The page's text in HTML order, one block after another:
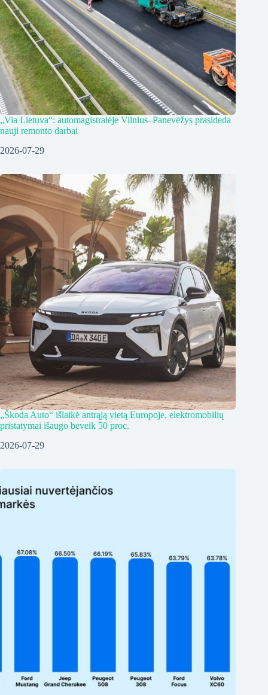
„Via Lietuva“: automagistralėje Vilnius–Panevėžys prasideda
nauji remonto darbai
2026-07-29
„Škoda Auto“ išlaikė antrąją vietą Europoje, elektromobilių
pristatymai išaugo beveik 50 proc.
2026-07-29